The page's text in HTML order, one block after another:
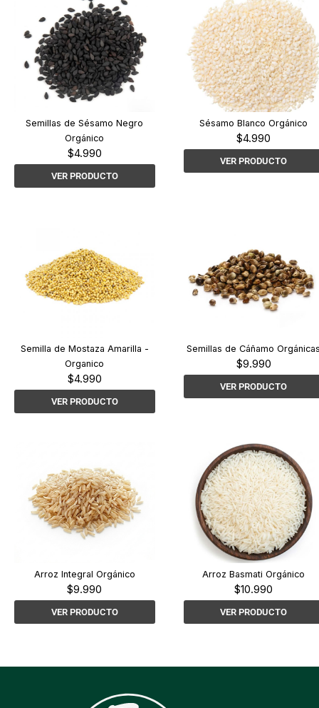
Semillas de Sésamo Negro
Orgánico
$4.990
VER PRODUCTO
Sésamo Blanco Orgánico
$4.990
VER PRODUCTO
Semilla de Mostaza Amarilla -
Organico
$4.990
VER PRODUCTO
Semillas de Cáñamo
$9.990
VER PRODUCTO
Arroz Integral Orgánico
$9.990
VER PRODUCTO
Arroz Basmati Orgánico
$10.990
VER PRODUCTO